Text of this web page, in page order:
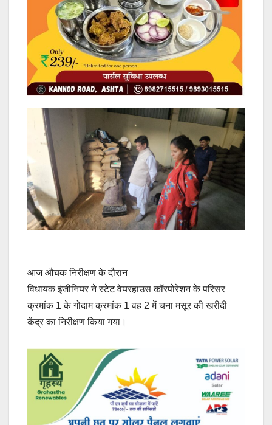
आज औचक निरीक्षण के दौरान
विधायक इंजीनियर ने स्टेट वेयरहाउस कॉरपोरेशन के परिसर
क्रमांक 1 के गोदाम क्रमांक 1 वह 2 में चना मसूर की खरीदी
केंद्र का निरीक्षण किया गया।